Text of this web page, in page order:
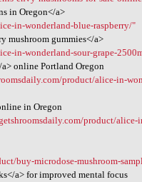
in Oregon</a>
in-wonderland-blue-raspberry/"
mushroom gummies</a>
in-wonderland-sour-grape-
online Portland Oregon
product/alice-in-
in Oregon
product/
buy-microdose-mushroom-
a> for improved mental focus